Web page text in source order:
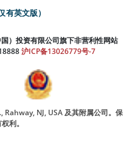
有英文版）
）投资有限公司旗下非营利性网站
沪ICP备13026779号-7
Rahway, NJ, USA 及其附属公司。保
利。